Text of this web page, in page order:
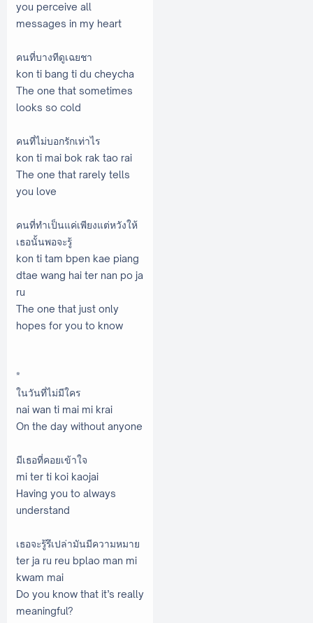
you perceive all
messages in my heart
คนที่บางทีดูเฉยชา
kon ti bang ti du cheycha
The one that sometimes
looks so cold
คนที่ไม่บอกรักเท่าไร
kon ti mai bok rak tao rai
The one that rarely tells
you love
คนที่ทำเป็นแค่เพียงแต่หวังให้
เธอนั้นพอจะรู้
kon ti tam bpen kae piang
dtae wang hai ter nan po ja
ru
The one that just only
hopes for you to know
*
ในวันที่ไม่มีใคร
nai wan ti mai mi krai
On the day without anyone
มีเธอที่คอยเข้าใจ
mi ter ti koi kaojai
Having you to always
understand
เธอจะรู้รึเปล่ามันมีความหมาย
ter ja ru reu bplao man mi
kwam mai
Do you know that it’s really
meaningful?